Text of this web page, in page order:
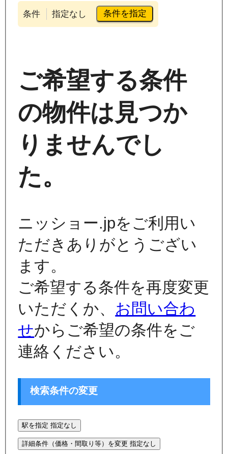
条件 指定なし 条件を指定
ご希望する条件
の物件は見つか
りませんでし
た。
ニッショー.jpをご利用い
ただきありがとうござい
ます。
ご希望する条件を再度変更
いただくか、 お問い合わ
せからご希望の条件をご
連絡ください。
検索条件の変更
駅を指定 指定なし
詳細条件（価格・間取り等）を変更 指定なし